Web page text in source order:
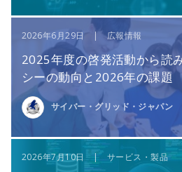
2026年6月29日 | 広報情報
2025年度の啓発活動から読
シーの動向と2026年の課題
サイバー・グリッド・ジャパン
2026年7月10日 | サービス・製品